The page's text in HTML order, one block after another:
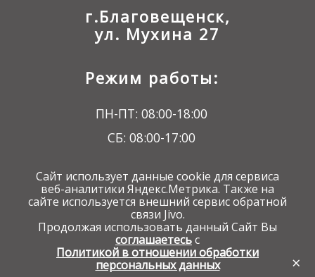
г.Благовещенск,
ул. Мухина 27
Режим работы:
ПН-ПТ: 08:00-18:00
СБ: 08:00-17:00
Разработка сайта - веб студия
ЦСС
Разработка, поддержка и доработка
сайтов
Сайт использует данные cookie для сервиса
веб-аналитики Яндекс.Метрика. Также на
сайте используется внешний сервис обратной
связи Jivo.
Продолжая использовать данный Сайт Вы
соглашаетесьс
Политикой в отношении обработки
персональных данных
×